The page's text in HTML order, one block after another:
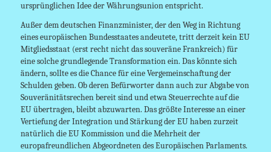
ursprünglichen Idee der Währungsunion entspricht.
Außer dem deutschen Finanzminister, der den Weg in Richtung
eines europäischen Bundesstaates andeutete, tritt derzeit kein EU
Mitgliedsstaat (erst recht nicht das souveräne Frankreich) für
eine solche grundlegende Transformation ein. Das könnte sich
ändern, sollte es die Chance für eine Vergemeinschaftung der
Schulden geben. Ob deren Befürworter dann auch zur Abgabe von
Souveränitätsrechen bereit sind und etwa Steuerrechte auf die
EU übertragen, bleibt abzuwarten. Das größte Interesse an einer
Vertiefung der Integration und Stärkung der EU haben zurzeit
natürlich die EU Kommission und die Mehrheit der
europafreundlichen Abgeordneten des Europäischen Parlaments.